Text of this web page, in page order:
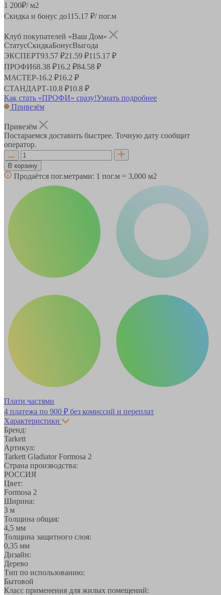
1 200₽/ м2
Скидка и бонус до115.17 ₽/ пог.м
Клуб покупателей «Ваш Дом»
СтатусСкидкаБонусВыгода
ЭКСПЕРТ93.57 ₽21.59 ₽115.17 ₽
ПРОФИ68.38 ₽16.2 ₽84.58 ₽
МАСТЕР-16.2 ₽16.2 ₽
СТАНДАРТ-10.8 ₽10.8 ₽
Как стать «ПРОФИ» сразу!Узнать подробнее
Привезём
Привезём
Постараемся доставить быстрее. Точную дату сообщит
оператор.
В корзину
Продаётся пог.метрами: 1 пог.м = 3,000 м2
Плати частями
4 платежа по 900 ₽ без комиссий и переплат
Характеристики
Бренд:
Tarkett
Артикул:
Tarkett Gladiator Formosa 2
Страна производства:
РОССИЯ
Цвет:
Formosa 2
Ширина:
3 м
Толщина общая:
4,5 мм
Толщина защитного слоя:
0,35 мм
Дизайн:
Дерево
Тип по использованию:
Бытовой
Класс применения для жилых помещений: